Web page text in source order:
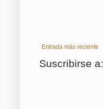
Entrada más reciente
Suscribirse a: